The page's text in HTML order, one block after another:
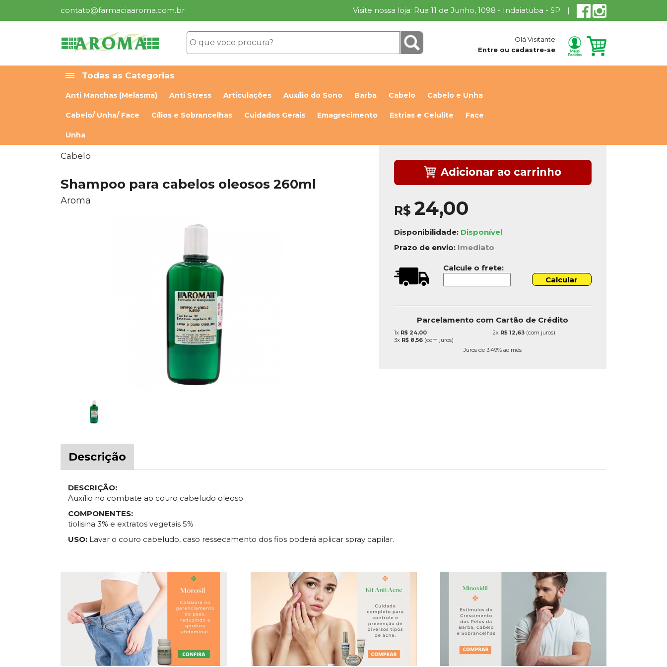
contato@farmaciaaroma.com.br Visite nossa loja: Rua 11 de Junho, 1098 - Indaiatuba - SP |
Olá Visitante
Entre ou cadastre-se
Todas as Categorias
Anti Manchas (Melasma) Anti Stress Articulações Auxílio do Sono Barba Cabelo Cabelo e Unha
Cabelo/ Unha/ Face Cílios e Sobrancelhas Cuidados Gerais Emagrecimento Estrias e Celulite Face
Unha
Cabelo
Shampoo para cabelos oleosos 260ml
Aroma
Adicionar ao carrinho
R$ 24,00
Disponibilidade: Disponível
Prazo de envio: Imediato
Calcule o frete:
Parcelamento com Cartão de Crédito
1x R$ 24,00 2x R$ 12,63(com juros)
3x R$ 8,56(com juros)
Juros de 3.49% ao mês
Descrição
DESCRIÇÃO:
Auxílio no combate ao couro cabeludo oleoso
COMPONENTES:
tiolisina 3% e extratos vegetais 5%
USO: Lavar o couro cabeludo, caso ressecamento dos fios poderá aplicar spray capilar.